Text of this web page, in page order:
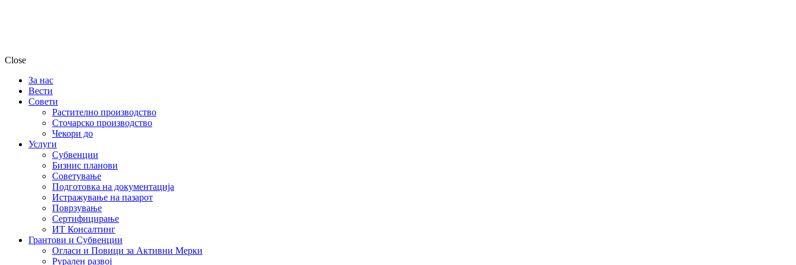
Close
За нас
Вести
Совети
Растително производство
Сточарско производство
Чекори до
Услуги
Субвенции
Бизнис планови
Советување
Подготовка на документација
Истражување на пазарот
Поврзување
Сертифицирање
ИТ Консалтинг
Грантови и Субвенции
Огласи и Повици за Активни Мерки
Рурален развој